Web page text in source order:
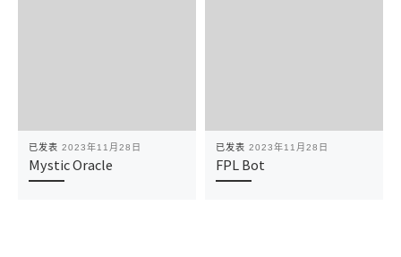
已发表 2023年11月28日
Mystic Oracle
已发表 2023年11月28日
FPL Bot